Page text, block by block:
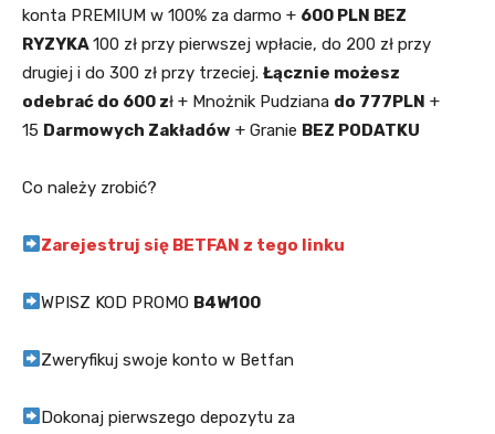
konta PREMIUM w 100% za darmo + 600 PLN BEZ
RYZYKA100 zł przy pierwszej wpłacie, do 200 zł przy
drugiej i do 300 zł przy trzeciej. Łącznie możesz
odebrać do 600 zł + Mnożnik Pudziana do 777PLN +
15 Darmowych Zakładów + Granie BEZ PODATKU
Co należy zrobić?
Zarejestruj się BETFAN z tego linku
WPISZ KOD PROMO B4W100
Zweryfikuj swoje konto w Betfan
Dokonaj pierwszego depozytu za